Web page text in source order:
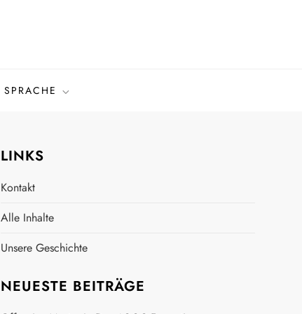
SPRACHE
LINKS
Kontakt
Alle Inhalte
Unsere Geschichte
NEUESTE BEITRÄGE